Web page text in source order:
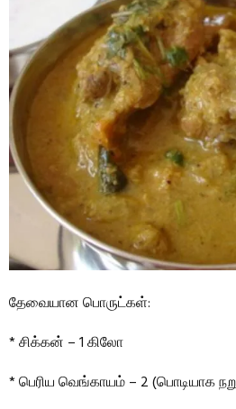
தேவையான பொருட்கள்:
* சிக்கன் – 1 கிலோ
* பெரிய வெங்காயம் – 2 (பொடியாக